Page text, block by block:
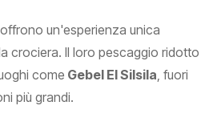
un'esperienza unica
crociera. Il loro pescaggio ridotto
come Gebel El Silsila , fuori
più grandi.